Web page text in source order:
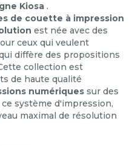
Kiosa .
de couette à impression
est née avec des
ceux qui veulent
diffère des propositions
collection est
de haute qualité
numériques sur des
ce système d'impression,
maximal de résolution